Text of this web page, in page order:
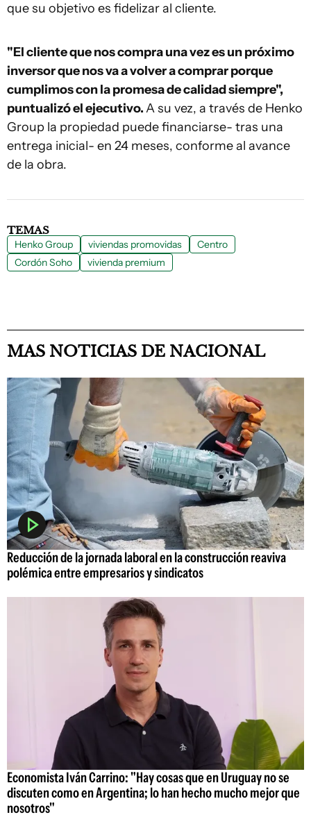
que su objetivo es fidelizar al cliente.
"El cliente que nos compra una vez es un próximo
inversor que nos va a volver a comprar porque
cumplimos con la promesa de calidad siempre",
puntualizó el ejecutivo.A su vez, a través de Henko
Group la propiedad puede financiarse- tras una
entrega inicial- en 24 meses, conforme al avance
de la obra.
TEMAS
Henko Group viviendas promovidas
Centro
Cordón Soho
vivienda premium
MAS NOTICIAS DE NACIONAL
Reducción de la jornada laboral en la construcción reaviva
polémica entre empresarios y sindicatos
Economista Iván Carrino: "Hay cosas que en Uruguay no se
discuten como en Argentina; lo han hecho mucho mejor que
nosotros"